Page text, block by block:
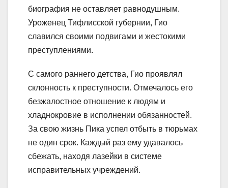
биография не оставляет равнодушным.
Уроженец Тифлисской губернии, Гио
славился своими подвигами и жестокими
преступлениями.
С самого раннего детства, Гио проявлял
склонность к преступности. Отмечалось его
безжалостное отношение к людям и
хладнокровие в исполнении обязанностей.
За свою жизнь Пика успел отбыть в тюрьмах
не один срок. Каждый раз ему удавалось
сбежать, находя лазейки в системе
исправительных учреждений.